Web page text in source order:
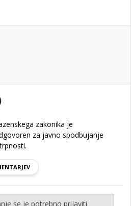
zakonika je
za javno spodbujanje